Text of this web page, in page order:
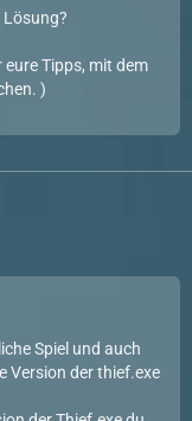
eure Tipps, mit dem
)
Spiel und auch
Version der thief.exe